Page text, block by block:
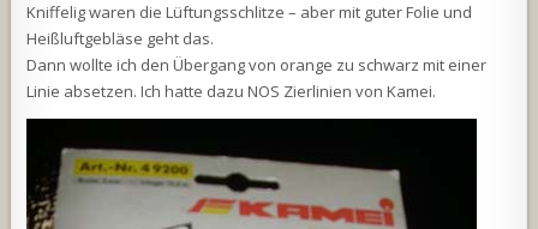
Kniffelig waren die Lüftungsschlitze – aber mit guter Folie und
Heißluftgebläse geht das.
Dann wollte ich den Übergang von orange zu schwarz mit einer
Linie absetzen. Ich hatte dazu NOS Zierlinien von Kamei.